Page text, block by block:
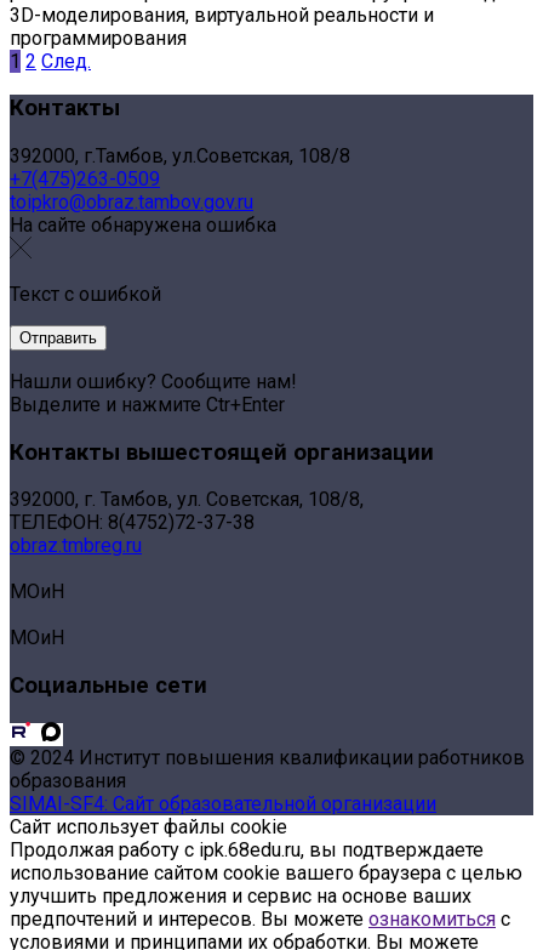
3D-моделирования, виртуальной реальности и
программирования
1 2 След.
Контакты
392000, г.Тамбов, ул.Советская, 108/8
+7(475)263-0509
toipkro@obraz.tambov.gov.ru
На сайте обнаружена ошибка
Текст с ошибкой
Нашли ошибку? Сообщите нам!
Выделите и нажмите Ctr+Enter
Контакты вышестоящей организации
392000, г. Тамбов, ул. Советская, 108/8,
ТЕЛЕФОН: 8(4752)72-37-38
obraz.tmbreg.ru
МОиН
МОиН
Социальные сети
© 2024 Институт повышения квалификации работников
образования
SIMAI-SF4: Сайт образовательной организации
Сайт использует файлы cookie
Продолжая работу с ipk.68edu.ru, вы подтверждаете
использование сайтом cookie вашего браузера с целью
улучшить предложения и сервис на основе ваших
предпочтений и интересов. Вы можете ознакомиться с
условиями и принципами их обработки. Вы можете